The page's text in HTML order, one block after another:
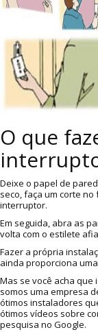
O que
Deixe o papel de
seco, faça um corte
interruptor.
Em seguida, abra as
volta com o estilete
Fazer a própria
ainda proporciona
Mas se você acha que
somos uma empresa
ótimos instaladores
ótimos vídeos sobre
pesquisa no Google.